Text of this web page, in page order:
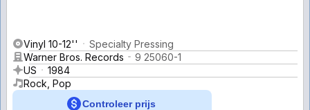
Vinyl 10-12''
Specialty Pressing
Warner Bros. Records
9 25060-1
US
1984
Rock, Pop
Controleer prijs